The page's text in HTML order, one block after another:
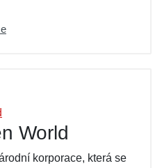
World
korporace, která se